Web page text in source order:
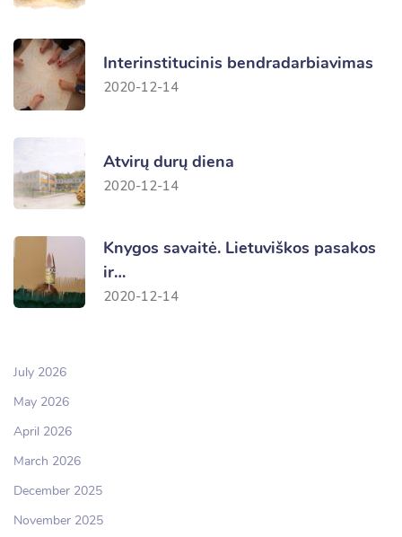
Interinstitucinis bendradarbiavimas
2020-12-14
Atvirų durų diena
2020-12-14
Knygos savaitė. Lietuviškos pasakos
ir…
2020-12-14
July 2026
May 2026
April 2026
March 2026
December 2025
November 2025